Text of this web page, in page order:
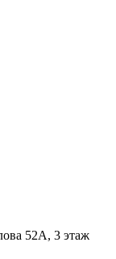
52А, 3 этаж